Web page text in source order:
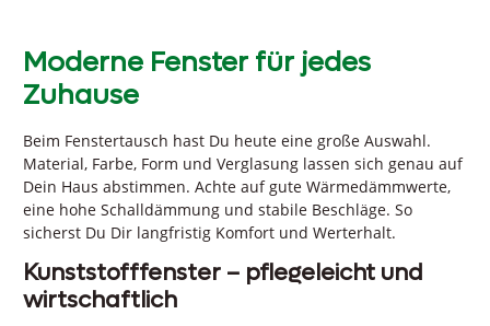
Moderne Fenster für jedes
Zuhause
Beim Fenstertausch hast Du heute eine große Auswahl.
Material, Farbe, Form und Verglasung lassen sich genau auf
Dein Haus abstimmen. Achte auf gute Wärmedämmwerte,
eine hohe Schalldämmung und stabile Beschläge. So
sicherst Du Dir langfristig Komfort und Werterhalt.
Kunststofffenster – pflegeleicht und
wirtschaftlich